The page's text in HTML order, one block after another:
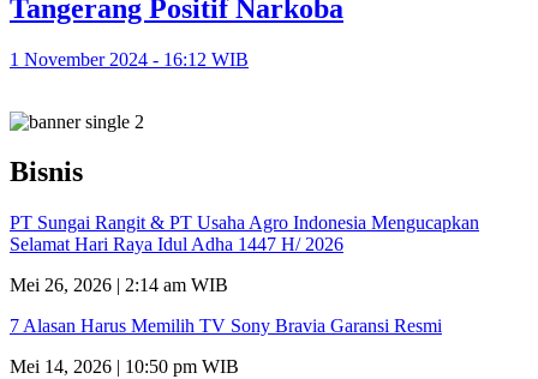
Tangerang Positif Narkoba
1 November 2024 - 16:12 WIB
Bisnis
PT Sungai Rangit & PT Usaha Agro Indonesia Mengucapkan
Selamat Hari Raya Idul Adha 1447 H/ 2026
Mei 26, 2026 | 2:14 am WIB
7 Alasan Harus Memilih TV Sony Bravia Garansi Resmi
Mei 14, 2026 | 10:50 pm WIB